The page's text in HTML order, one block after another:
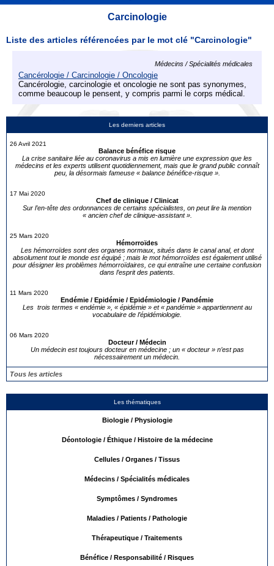
Les derniers articles
26 Avril 2021
Balance bénéfice risque
La crise sanitaire liée au coronavirus a mis en lumière une expression que les
médecins et les experts utilisent quotidiennement, mais que le grand public connaît
peu, la désormais fameuse « balance bénéfice-risque ».
17 Mai 2020
Chef de clinique / Clinicat
Sur l’en-tête des ordonnances de certains spécialistes, on peut lire la mention
« ancien chef de clinique-assistant ».
25 Mars 2020
Hémorroïdes
Les hémorroïdes sont des organes normaux, situés dans le canal anal, et dont
absolument tout le monde est équipé ; mais le mot hémorroïdes est également utilisé
pour désigner les problèmes hémorroïdaires, ce qui entraîne une certaine confusion
dans l’esprit des patients.
11 Mars 2020
Endémie / Epidémie / Epidémiologie / Pandémie
Les trois termes « endémie », « épidémie » et « pandémie » appartiennent au
vocabulaire de l’épidémiologie.
06 Mars 2020
Docteur / Médecin
Un médecin est toujours docteur en médecine ; un « docteur » n’est pas
nécessairement un médecin.
Tous les articles
Les thématiques
Biologie / Physiologie
Déontologie / Éthique / Histoire de la médecine
Cellules / Organes / Tissus
Médecins / Spécialités médicales
Symptômes / Syndromes
Maladies / Patients / Pathologie
Thérapeutique / Traitements
Bénéfice / Responsabilité / Risques
Carcinologie
Liste des articles référencées par le mot clé "Carcinologie"
Médecins / Spécialités médicales
Cancérologie / Carcinologie / Oncologie
Cancérologie, carcinologie et oncologie ne sont pas synonymes,
comme beaucoup le pensent, y compris parmi le corps médical.